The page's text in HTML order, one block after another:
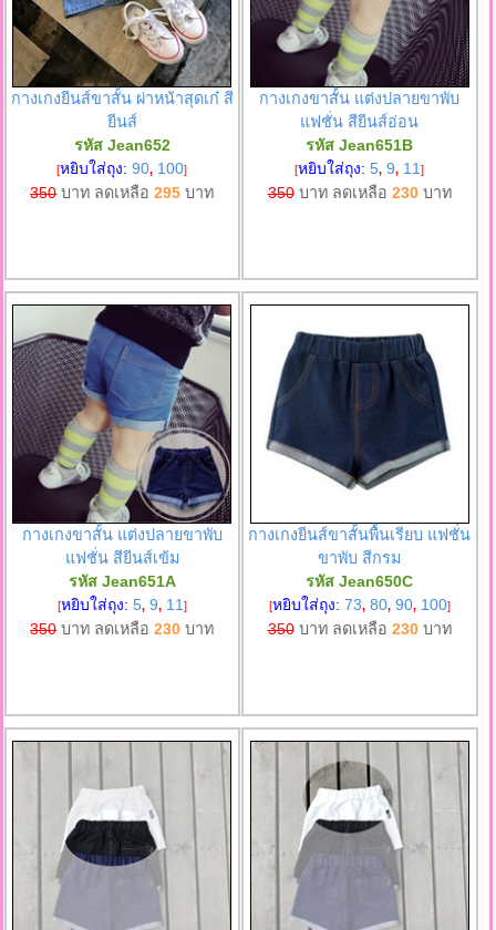
กางเกงยีนส์ขาสั้น ผ่าหน้าสุดเก๋ สี
ยีนส์
รหัส Jean652
[หยิบใส่ถุง:90, 100]
350บาท ลดเหลือ295 บาท
กางเกงขาสั้น แต่งปลายขาพับ
แฟชั่น สียีนส์อ่อน
รหัส Jean651B
[หยิบใส่ถุง:5, 9, 11]
350บาท ลดเหลือ 230บาท
กางเกงขาสั้น แต่งปลายขาพับ
แฟชั่น สียีนส์เข้ม
รหัส Jean651A
[หยิบใส่ถุง: 5, 9, 11 ]
350บาท ลดเหลือ230 บาท
กางเกงยีนส์ขาสั้นพื้นเรียบ แฟชั่น
ขาพับ สีกรม
รหัส Jean650C
[หยิบใส่ถุง: 73, 80, 90, 100]
350บาท ลดเหลือ 230บาท